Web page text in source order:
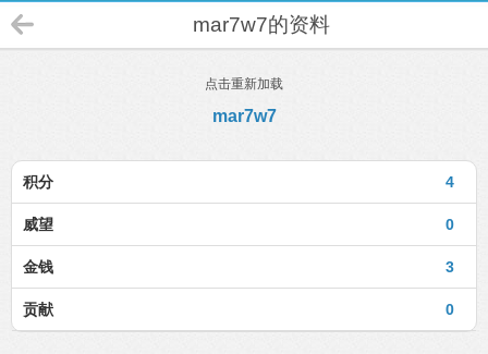
mar7w7的资料
点击重新加载
mar7w7
4
积分
0
威望
3
金钱
0
贡献